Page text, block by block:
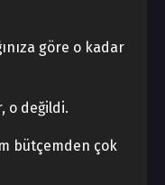
göre o kadar
o değildi.
bütçemden çok